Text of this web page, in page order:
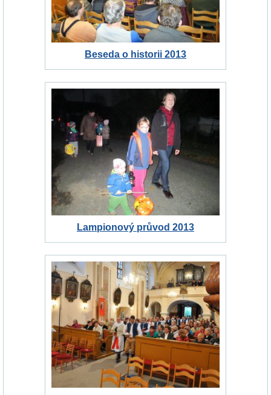
Beseda o historii 2013
Lampionový průvod 2013